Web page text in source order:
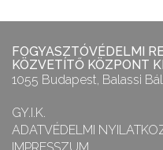
FOGYASZTÓVÉDELMI
KÖZVETÍTŐ KÖZPONT
1055 Budapest, Balassi
GY.I.K.
ADATVÉDELMI